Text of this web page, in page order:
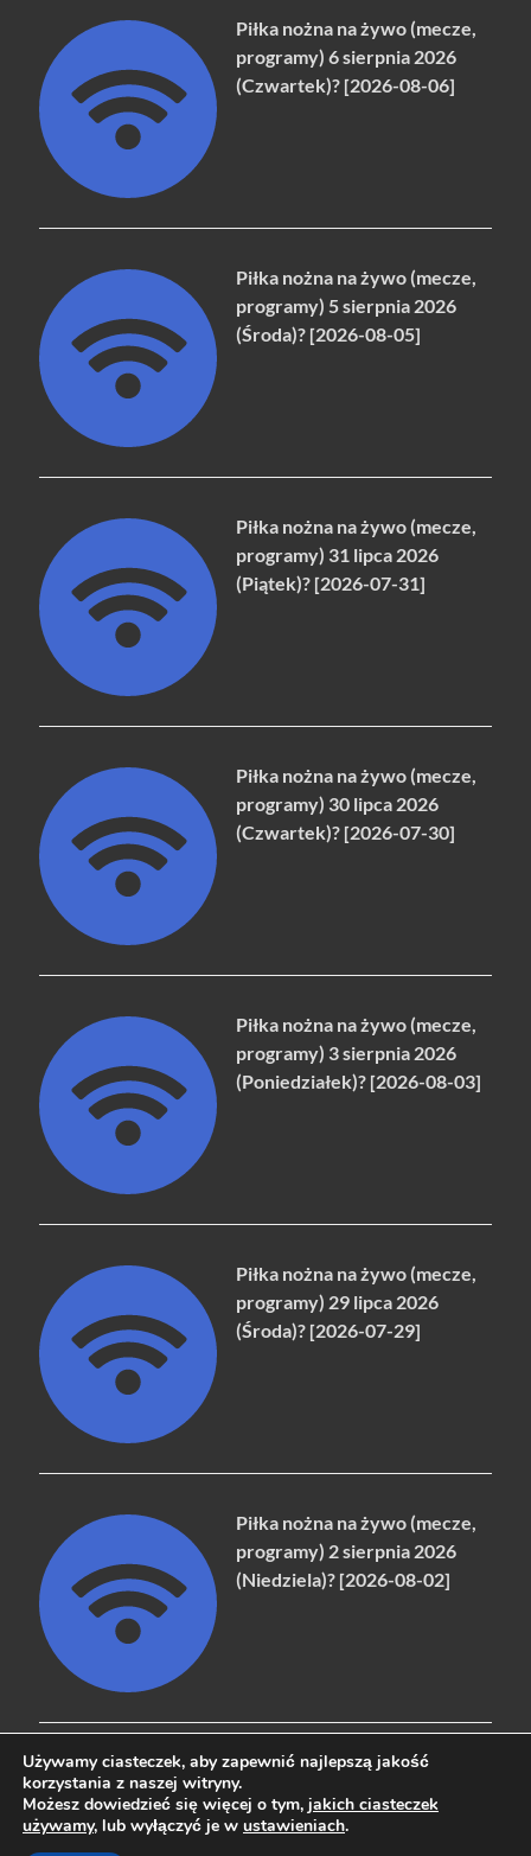
Piłka nożna na żywo (mecze,
programy) 6 sierpnia 2026
(Czwartek)? [2026-08-06]
Piłka nożna na żywo (mecze,
programy) 5 sierpnia 2026
(Środa)? [2026-08-05]
Piłka nożna na żywo (mecze,
programy) 31 lipca 2026
(Piątek)? [2026-07-31]
Piłka nożna na żywo (mecze,
programy) 30 lipca 2026
(Czwartek)? [2026-07-30]
Piłka nożna na żywo (mecze,
programy) 3 sierpnia 2026
(Poniedziałek)? [2026-08-03]
Piłka nożna na żywo (mecze,
programy) 29 lipca 2026
(Środa)? [2026-07-29]
Piłka nożna na żywo (mecze,
programy) 2 sierpnia 2026
(Niedziela)? [2026-08-02]
Copyright © 2026naziemna.info - Telewizja cyfrowa, Radio,
Używamy ciasteczek, aby zapewnić najlepszą jakość
korzystania z naszej witryny.
Możesz dowiedzieć się więcej o tym, jakich ciasteczek
używamy, lub wyłączyć je w ustawieniach.